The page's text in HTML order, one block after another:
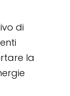
di
la